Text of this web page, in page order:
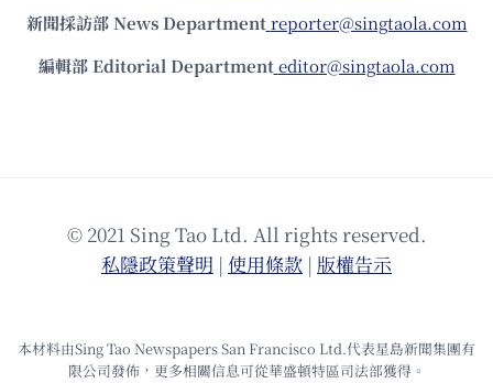
新聞採訪部 News Department reporter@singtaola.com
編輯部 Editorial Department editor@singtaola.com
© 2021 Sing Tao Ltd. All rights reserved.
私隱政策聲明 | 使⽤條款 | 版權告⽰
本材料由Sing Tao Newspapers San Francisco Ltd.代表星島新聞集團有
限公司發佈，更多相關信息可從華盛頓特區司法部獲得。